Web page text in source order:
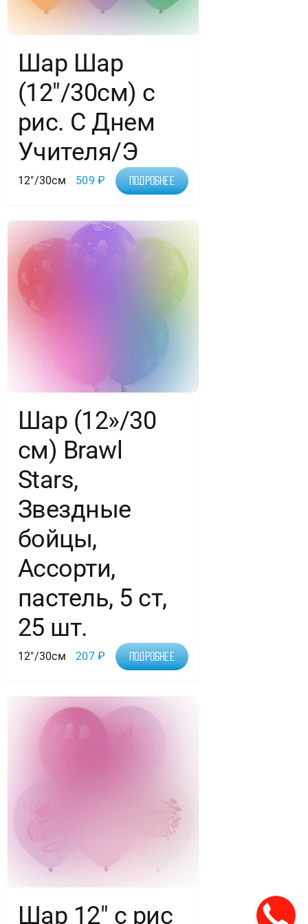
Шар Шар
(12″/30см) с
рис. С Днем
Учителя/Э
12"/30см 509₽ Подробнее
Шар (12»/30
см) Brawl
Stars,
Звездные
бойцы,
Ассорти,
пастель, 5 ст,
25 шт.
12"/30см 207₽ Подробнее
Шар 12″ с рис